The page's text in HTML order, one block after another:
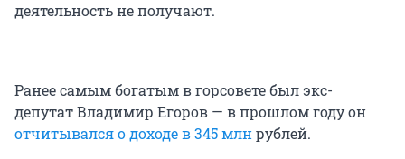
деятельность не получают.
Ранее самым богатым в горсовете был экс-
депутат Владимир Егоров — в прошлом году он
отчитывался о доходе в 345 млнрублей.